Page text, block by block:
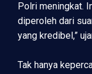
Polri meningkat.
diperoleh dari
yang kredibel,”
Tak hanya